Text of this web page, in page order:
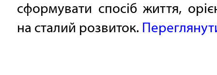
сформувати спосіб життя,
на сталий розвиток.